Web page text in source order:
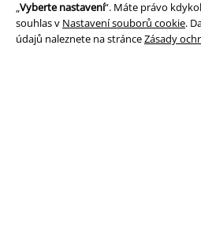
„Vyberte nastavení“. Máte právo
souhlas v Nastavení souborů cookie.
údajů naleznete na stránceZásady
Nabídky pro vás